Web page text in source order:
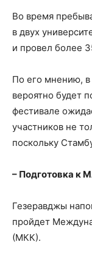
Во время
в двух
и провел более
По его мнению, в
вероятно будет
фестивале
участников не
поскольку
– Подготовка к
Гезеравджы
пройдет
(МКК).